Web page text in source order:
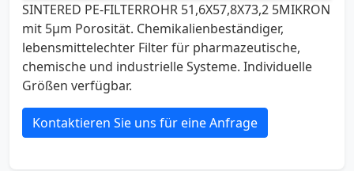
SINTERED PE-FILTERROHR 51,6X57,8X73,2 5MIKRON
mit 5µm Porosität. Chemikalienbeständiger,
lebensmittelechter Filter für pharmazeutische,
chemische und industrielle Systeme. Individuelle
Größen verfügbar.
Kontaktieren Sie uns für eine Anfrage